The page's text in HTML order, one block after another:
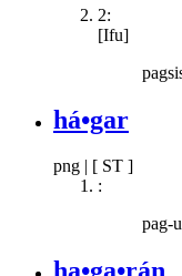
2:
[Ifu]
há•gar
png | [ ST ]
:
pag-